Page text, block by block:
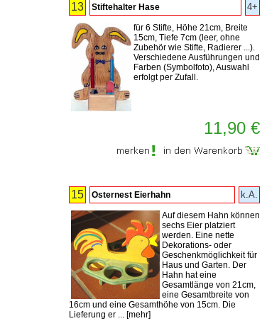
13 Stiftehalter Hase 4+
für 6 Stifte, Höhe 21cm, Breite
15cm, Tiefe 7cm (leer, ohne
Zubehör wie Stifte, Radierer ...).
Verschiedene Ausführungen und
Farben (Symbolfoto), Auswahl
erfolgt per Zufall.
11,90 €
15 Osternest Eierhahn k.A.
Auf diesem Hahn können
sechs Eier platziert
werden. Eine nette
Dekorations- oder
Geschenkmöglichkeit für
Haus und Garten. Der
Hahn hat eine
Gesamtlänge von 21cm,
eine Gesamtbreite von
16cm und eine Gesamthöhe von 15cm. Die
Lieferung er ... [mehr]